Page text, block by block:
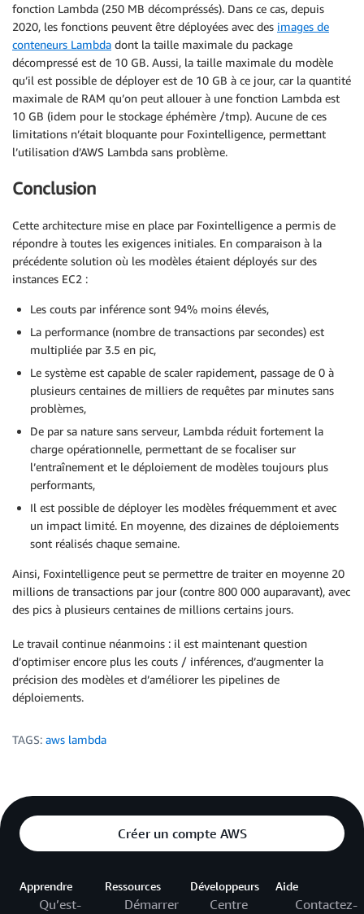
fonction Lambda (250 MB décompréssés). Dans ce cas, depuis
2020, les fonctions peuvent être déployées avec des images de
conteneurs Lambda dont la taille maximale du package
décompressé est de 10 GB. Aussi, la taille maximale du modèle
qu’il est possible de déployer est de 10 GB à ce jour, car la quantité
maximale de RAM qu’on peut allouer à une fonction Lambda est
10 GB (idem pour le stockage éphémère /tmp). Aucune de ces
limitations n’était bloquante pour Foxintelligence, permettant
l’utilisation d’AWS Lambda sans problème.
Conclusion
Cette architecture mise en place par Foxintelligence a permis de
répondre à toutes les exigences initiales. En comparaison à la
précédente solution où les modèles étaient déployés sur des
instances EC2 :
Les couts par inférence sont 94% moins élevés,
La performance (nombre de transactions par secondes) est
multipliée par 3.5 en pic,
Le système est capable de scaler rapidement, passage de 0 à
plusieurs centaines de milliers de requêtes par minutes sans
problèmes,
De par sa nature sans serveur, Lambda réduit fortement la
charge opérationnelle, permettant de se focaliser sur
l’entraînement et le déploiement de modèles toujours plus
performants,
Il est possible de déployer les modèles fréquemment et avec
un impact limité. En moyenne, des dizaines de déploiements
sont réalisés chaque semaine.
Ainsi, Foxintelligence peut se permettre de traiter en moyenne 20
millions de transactions par jour (contre 800 000 auparavant), avec
des pics à plusieurs centaines de millions certains jours.
Le travail continue néanmoins : il est maintenant question
d’optimiser encore plus les couts / inférences, d’augmenter la
précision des modèles et d’améliorer les pipelines de
déploiements.
TAGS: aws lambda
Créer un compte AWS
Apprendre
Qu’est-
Ressources
Démarrer
Développeurs
Centre
Aide
Contactez-